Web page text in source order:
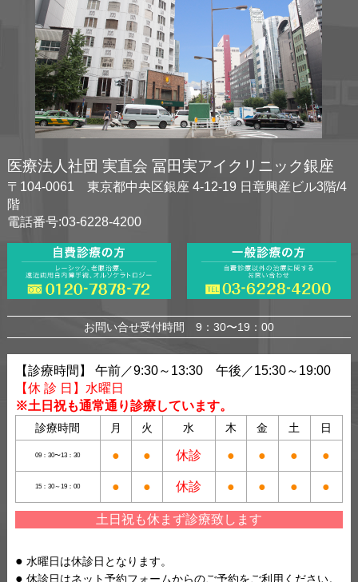
医療法人社団 実直会 冨田実アイクリニック銀座
〒104-0061 東京都中央区銀座 4-12-19 日章興産ビル3階/4
階
電話番号:03-6228-4200
お問い合せ受付時間 9：30〜19：00
【診療時間】 午前／9:30～13:30 午後／15:30～19:00
【休 診 日】水曜日
※土日祝も通常通り診療しています。
診療時間 月 火 水 木 金 土 日
09：30〜13：30 ● ● 休診 ● ● ● ●
15：30～19：00 ● ● 休診 ● ● ● ●
土日祝も休まず診療致します
水曜日は休診日となります。
休診日はネット予約フォームからのご予約をご利用ください。